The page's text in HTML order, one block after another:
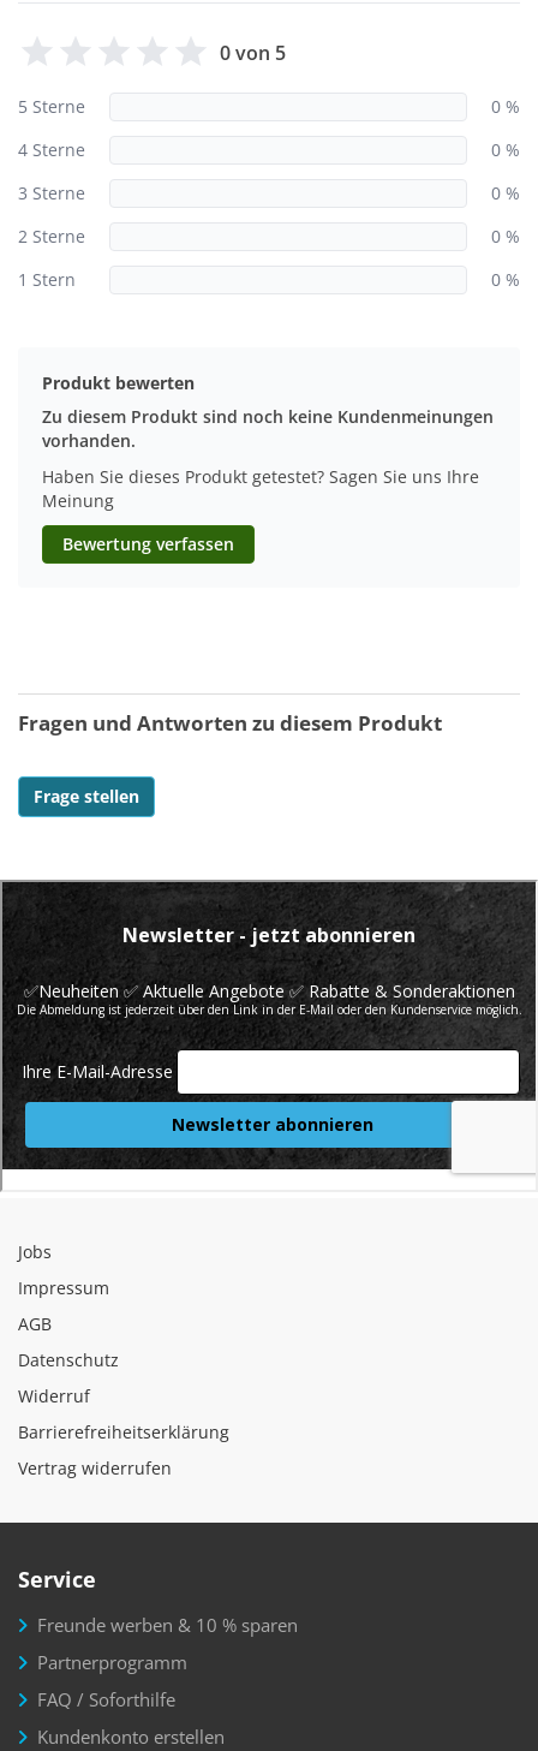
0 von 5
5 Sterne
0 %
4 Sterne
0 %
3 Sterne
0 %
2 Sterne
0 %
1 Stern
0 %
Produkt bewerten
Zu diesem Produkt sind noch keine Kundenmeinungen
vorhanden.
Haben Sie dieses Produkt getestet? Sagen Sie uns Ihre
Meinung
Bewertung verfassen
Fragen und Antworten zu diesem Produkt
Frage stellen
Jobs
Impressum
AGB
Datenschutz
Widerruf
Barrierefreiheitserklärung
Vertrag widerrufen
Service
Freunde werben & 10 % sparen
Partnerprogramm
FAQ / Soforthilfe
Kundenkonto erstellen